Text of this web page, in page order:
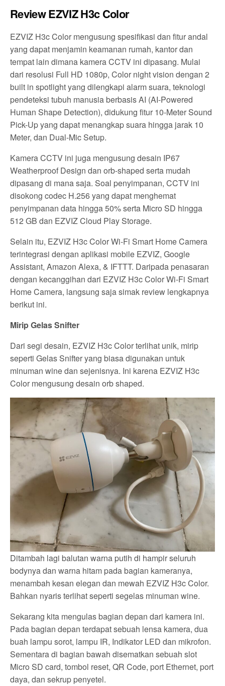
Review EZVIZ H3c Color
EZVIZ H3c Color mengusung spesifikasi dan fitur andal
yang dapat menjamin keamanan rumah, kantor dan
tempat lain dimana kamera CCTV ini dipasang. Mulai
dari resolusi Full HD 1080p, Color night vision dengan 2
built in spotlight yang dilengkapi alarm suara, teknologi
pendeteksi tubuh manusia berbasis AI (AI-Powered
Human Shape Detection), didukung fitur 10-Meter Sound
Pick-Up yang dapat menangkap suara hingga jarak 10
Meter, dan Dual-Mic Setup.
Kamera CCTV ini juga mengusung desain IP67
Weatherproof Design dan orb-shaped serta mudah
dipasang di mana saja. Soal penyimpanan, CCTV ini
disokong codec H.256 yang dapat menghemat
penyimpanan data hingga 50% serta Micro SD hingga
512 GB dan EZVIZ Cloud Play Storage.
Selain itu, EZVIZ H3c Color Wi-Fi Smart Home Camera
terintegrasi dengan aplikasi mobile EZVIZ, Google
Assistant, Amazon Alexa, & IFTTT. Daripada penasaran
dengan kecanggihan dari EZVIZ H3c Color Wi-Fi Smart
Home Camera, langsung saja simak review lengkapnya
berikut ini.
Mirip Gelas Snifter
Dari segi desain, EZVIZ H3c Color terlihat unik, mirip
seperti Gelas Snifter yang biasa digunakan untuk
minuman wine dan sejenisnya. Ini karena EZVIZ H3c
Color mengusung desain orb shaped.
Ditambah lagi balutan warna putih di hampir seluruh
bodynya dan warna hitam pada bagian kameranya,
menambah kesan elegan dan mewah EZVIZ H3c Color.
Bahkan nyaris terlihat seperti segelas minuman wine.
Sekarang kita mengulas bagian depan dari kamera ini.
Pada bagian depan terdapat sebuah lensa kamera, dua
buah lampu sorot, lampu IR, Indikator LED dan mikrofon.
Sementara di bagian bawah disematkan sebuah slot
Micro SD card, tombol reset, QR Code, port Ethernet, port
daya, dan sekrup penyetel.